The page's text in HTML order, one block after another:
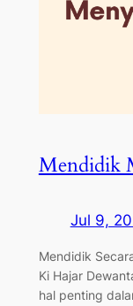
Mendidik
Jul 9,
Mendidik
Ki Hajar
hal penting